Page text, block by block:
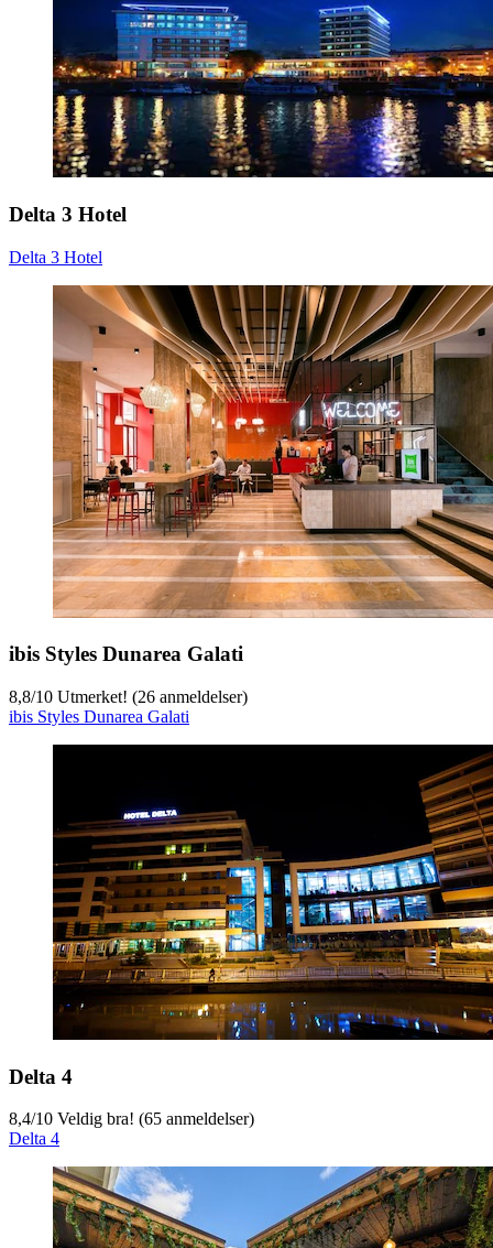
Delta 3 Hotel
Delta 3 Hotel
ibis Styles Dunarea Galati
8,8/10 Utmerket! (26 anmeldelser)
ibis Styles Dunarea Galati
Delta 4
8,4/10 Veldig bra! (65 anmeldelser)
Delta 4